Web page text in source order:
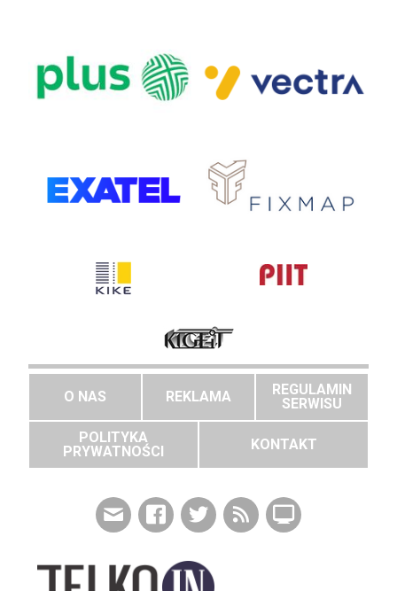
O NAS REKLAMA
REGULAMIN
SERWISU
POLITYKA
PRYWATNOŚCI
KONTAKT